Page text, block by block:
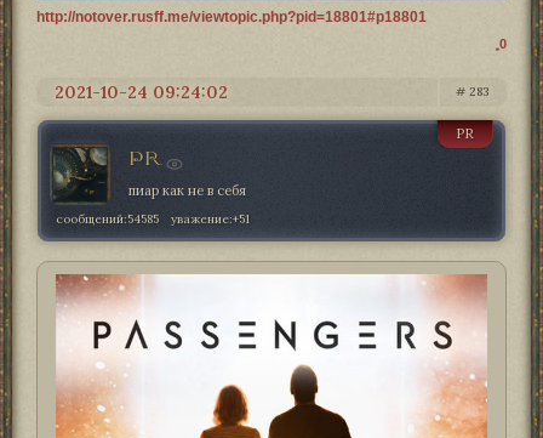
http://notover.rusff.me/viewtopic.php?pid=18801#p18801
0
283
2021-10-24 09:24:02
PR
PR
пиар как не в себя
сообщений:54585 уважение:+51